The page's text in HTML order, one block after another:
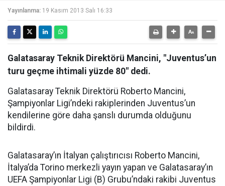
Yayınlanma: 19 Kasım 2013 Salı 16:33
Galatasaray Teknik Direktörü Mancini, "Juventus’un
turu geçme ihtimali yüzde 80" dedi.
Galatasaray Teknik Direktörü Roberto Mancini,
Şampiyonlar Ligi’ndeki rakiplerinden Juventus’un
kendilerine göre daha şanslı durumda olduğunu
bildirdi.
Galatasaray’ın İtalyan çalıştırıcısı Roberto Mancini,
İtalya’da Torino merkezli yayın yapan ve Galatasaray’ın
UEFA Şampiyonlar Ligi (B) Grubu’ndaki rakibi Juventus